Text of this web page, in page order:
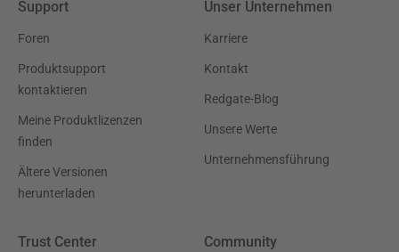
Support
Foren
Produktsupport
kontaktieren
Meine Produktlizenzen
finden
Ältere Versionen
herunterladen
Unser Unternehmen
Karriere
Kontakt
Redgate-Blog
Unsere Werte
Unternehmensführung
Trust Center Community